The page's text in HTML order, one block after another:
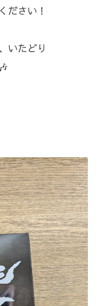
ださい！⁡
いたどり